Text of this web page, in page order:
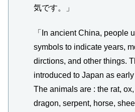
気です。」
「In ancient China, people
symbols to indicate years,
dirctions, and other things.
introduced to Japan as
The animals are : the rat,
dragon, serpent, horse,